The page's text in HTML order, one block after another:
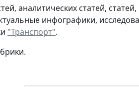
аналитических статей,
инфографики,
"Транспорт".